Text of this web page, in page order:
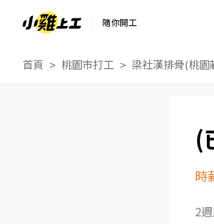
隨你開工
首頁 桃園市打工 梁社漢排骨(桃
時
2